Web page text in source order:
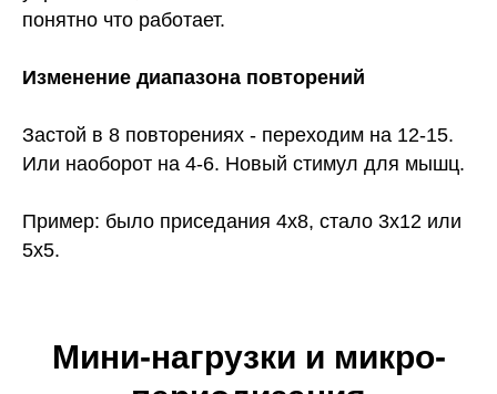
понятно что работает.
Изменение диапазона повторений
Застой в 8 повторениях - переходим на 12-15.
Или наоборот на 4-6. Новый стимул для мышц.
Пример: было приседания 4х8, стало 3х12 или
5х5.
Мини-нагрузки и микро-